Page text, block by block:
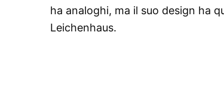
ha analoghi, ma il suo design ha
Leichenhaus.